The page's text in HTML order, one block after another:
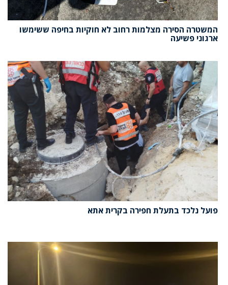
המשטרה הסירה מצלמות רחוב לא חוקיות בחיפה ששימשו
ארגוני פשיעה
פועל נלכד בתעלת חפירה בקרית אתא